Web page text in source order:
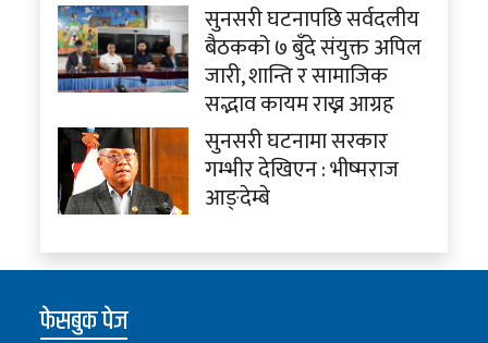
सुनसरी घटनापछि सर्वदलीय
बैठकको ७ बुँदे संयुक्त अपिल
जारी, शान्ति र सामाजिक
सद्भाव कायम राख्न आग्रह
सुनसरी घटनामा सरकार
गम्भीर देखिएन : भीष्मराज
आङ्देम्बे
फेसबुक पेज